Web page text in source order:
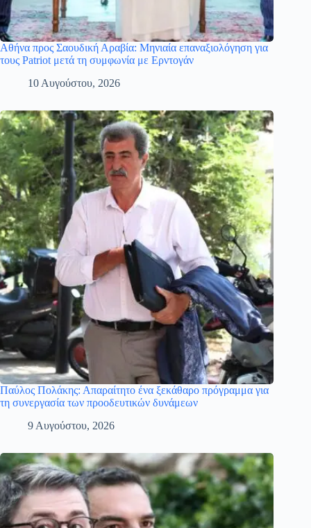
Αθήνα προς Σαουδική Αραβία: Μηνιαία επαναξιολόγηση για
τους Patriot μετά τη συμφωνία με Ερντογάν
10 Αυγούστου, 2026
Παύλος Πολάκης: Απαραίτητο ένα ξεκάθαρο πρόγραμμα για
τη συνεργασία των προοδευτικών δυνάμεων
9 Αυγούστου, 2026